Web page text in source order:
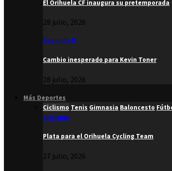
El Orihuela CF inaugura su pretemporada
28 julio, 2026
Segunda B
Cambio inesperado para Kevin Toner
28 julio, 2026
Más Deportes
Ciclismo Tenis Gimnasia Baloncesto
Ciclismo
Plata para el Orihuela Cycling Team
27 julio, 2026